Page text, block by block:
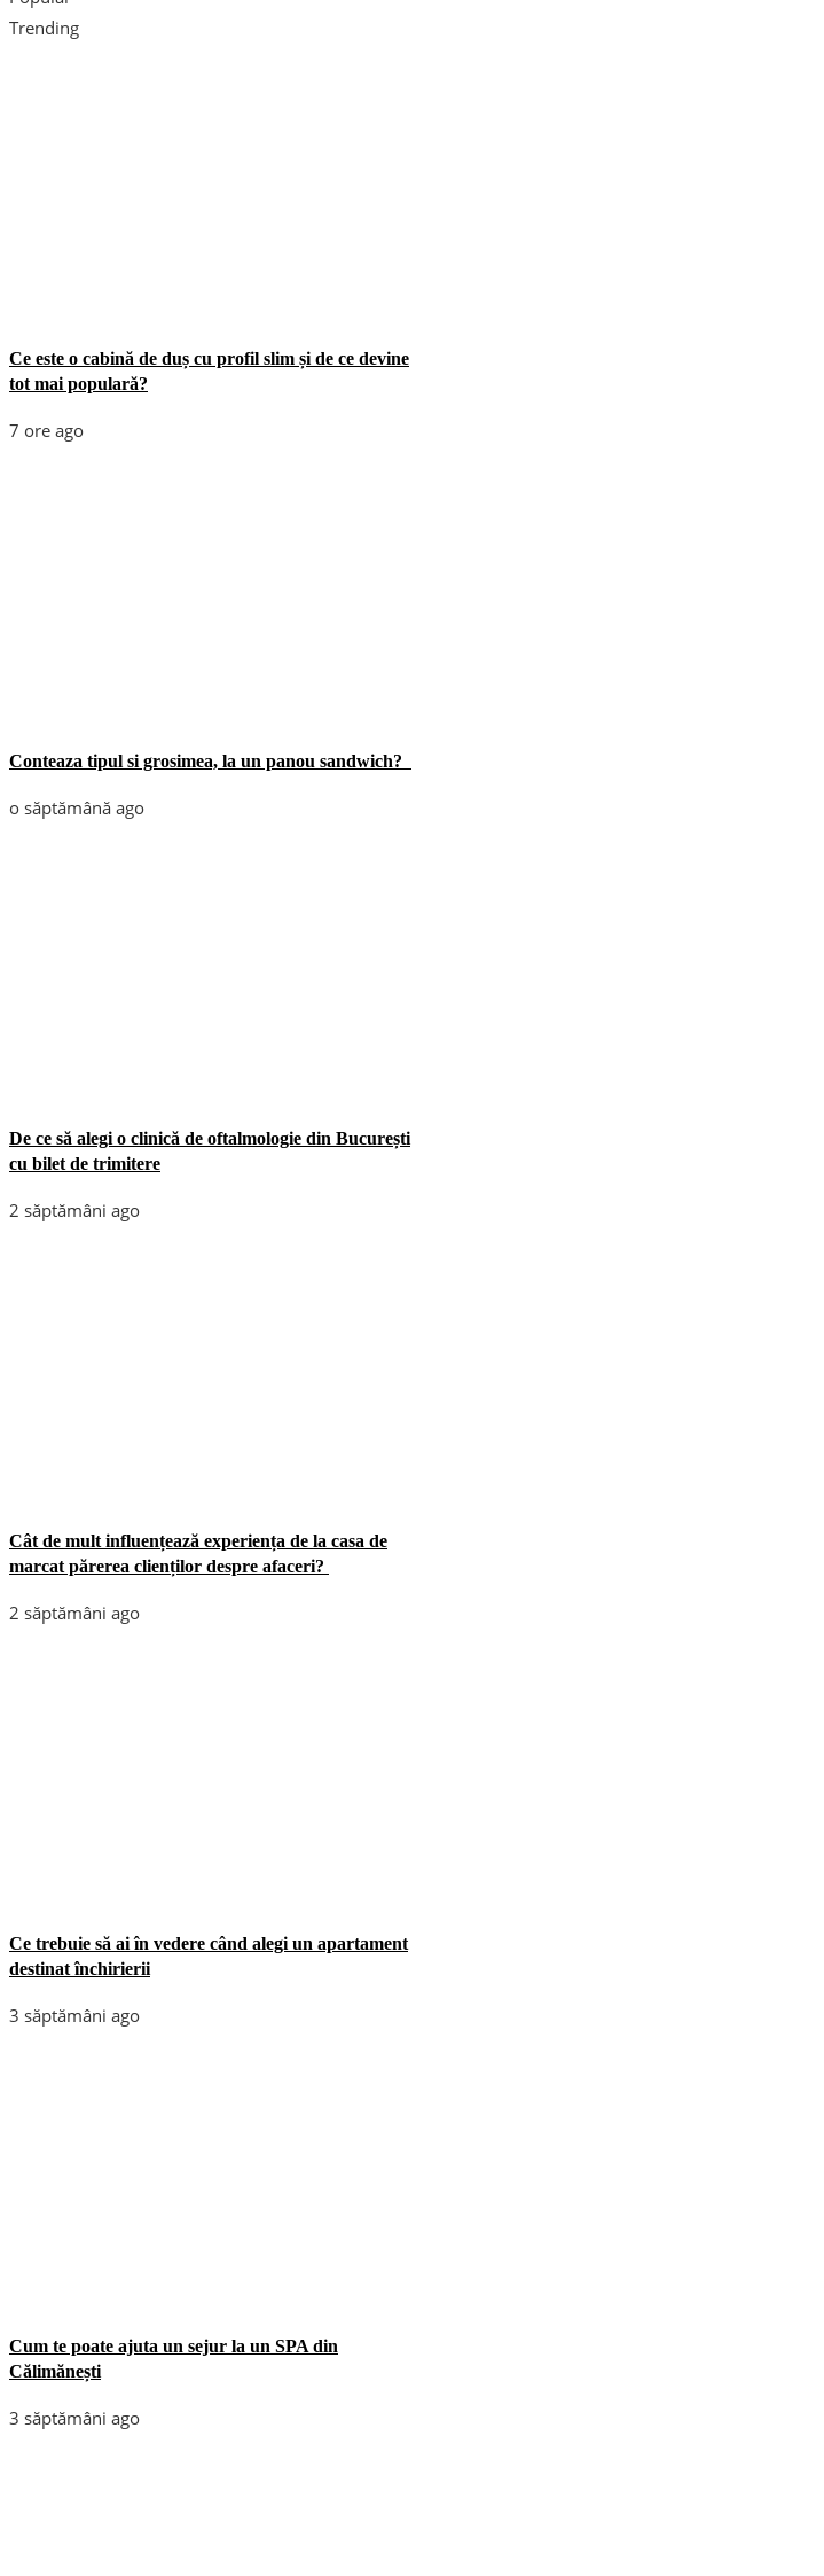
Trending
Ce este o cabină de duș cu profil slim și de ce devine
tot mai populară?
7 ore ago
Conteaza tipul si grosimea, la un panou sandwich?
o săptămână ago
De ce să alegi o clinică de oftalmologie din București
cu bilet de trimitere
2 săptămâni ago
Cât de mult influențează experiența de la casa de
marcat părerea clienților despre afaceri?
2 săptămâni ago
Ce trebuie să ai în vedere când alegi un apartament
destinat închirierii
3 săptămâni ago
Cum te poate ajuta un sejur la un SPA din
Călimănești
3 săptămâni ago